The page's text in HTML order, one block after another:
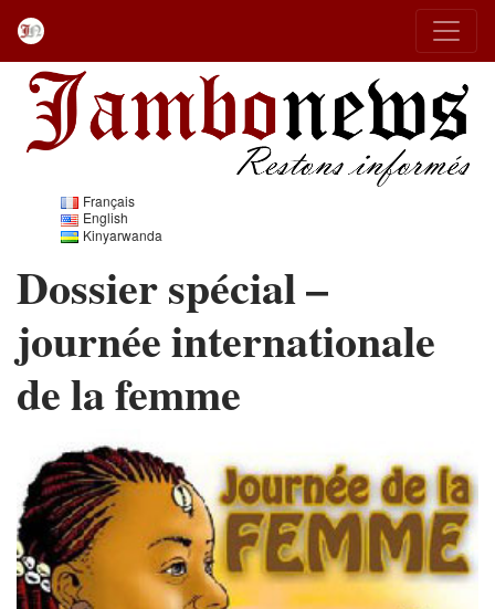
Français
English
Kinyarwanda
Dossier spécial –
journée internationale
de la femme